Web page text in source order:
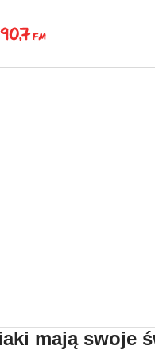
mają swoje